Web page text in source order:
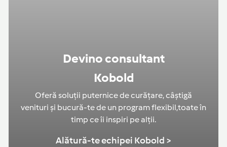
Devino consultant
Kobold
Oferă soluții puternice de curățare, câștigă
venituri și bucură-te de un program flexibil,toate în
timp ce îi inspiri pe alții.
Alătură-te echipei Kobold >